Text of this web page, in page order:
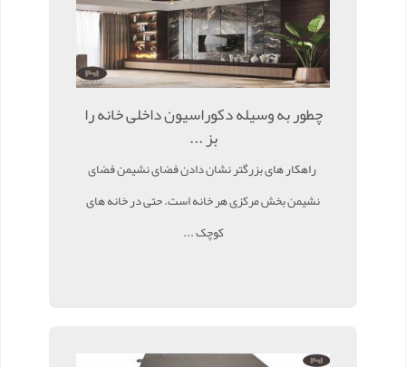
چطور به وسیله دکوراسیون داخلی خانه را
بز ...
راهکار های بزرگتر نشان دادن فضای نشیمن فضای
نشیمن بخش مرکزی هر خانه است. حتی در خانه های
کوچک ...